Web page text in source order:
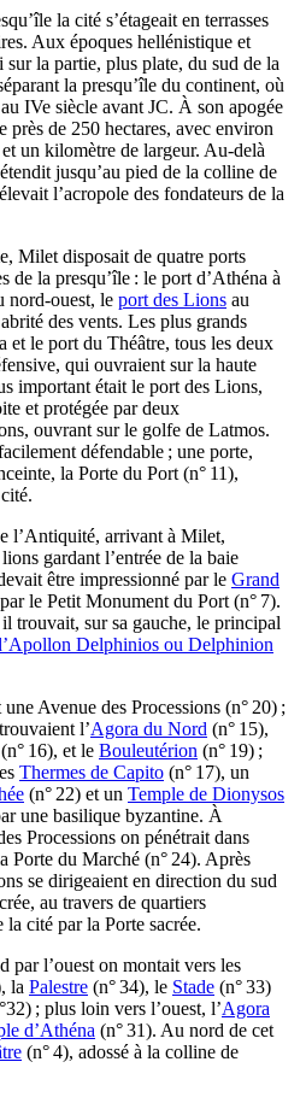
la cité s’étageait en terrasses
Aux époques hellénistique et
sur la partie, plus plate, du sud de la
la presqu’île du continent, où
IVe siècle avant JC. À son apogée
de 250 hectares, avec environ
un kilomètre de largeur. Au-delà
jusqu’au pied de la colline de
l’acropole des fondateurs de la
Milet disposait de quatre ports
de la presqu’île : le port d’Athéna à
nord-ouest, le port des Lions au
des vents. Les plus grands
et le port du Théâtre, tous les deux
qui ouvraient sur la haute
important était le port des Lions,
et protégée par deux
ouvrant sur le golfe de Latmos.
défendable ; une porte,
la Porte du Port (n° 11),
l’Antiquité, arrivant à Milet,
gardant l’entrée de la baie
être impressionné par le Grand
le Petit Monument du Port (n° 7).
trouvait, sur sa gauche, le principal
Delphinios ou Delphinion
Avenue des Processions (n° 20) ;
l’Agora du Nord (n° 15),
(n° 16), et le Bouleutérion (n° 19) ;
Thermes de Capito (n° 17), un
(n° 22) et un Temple de Dionysos
une basilique byzantine. À
Processions on pénétrait dans
Porte du Marché (n° 24). Après
se dirigeaient en direction du sud
au travers de quartiers
la cité par la Porte sacrée.
par l’ouest on montait vers les
la Palestre (n° 34), le Stade (n° 33)
; plus loin vers l’ouest, l’Agora
d’Athéna (n° 31). Au nord de cet
(n° 4), adossé à la colline de